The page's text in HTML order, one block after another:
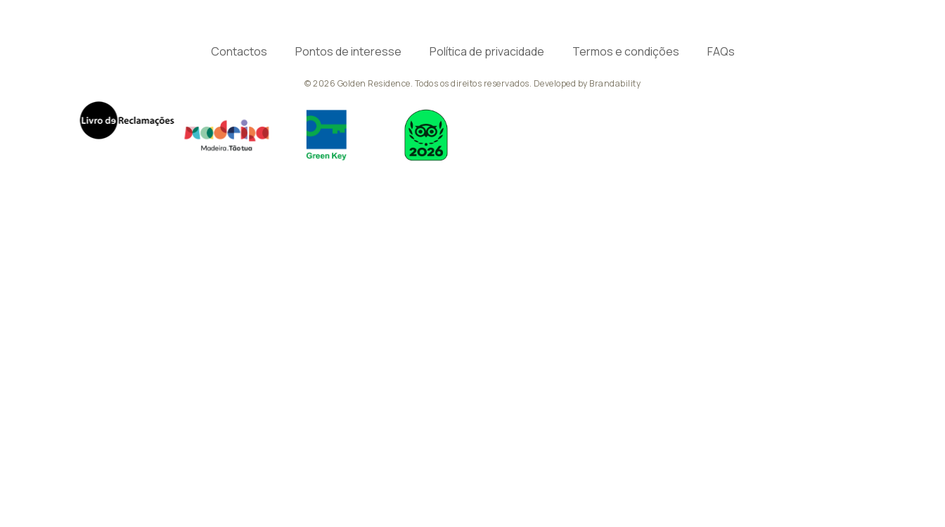
Contactos Pontos de interesse Política de privacidade Termos e condições FAQs
© 2026 Golden Residence. Todos os direitos reservados. Developed by Brandability